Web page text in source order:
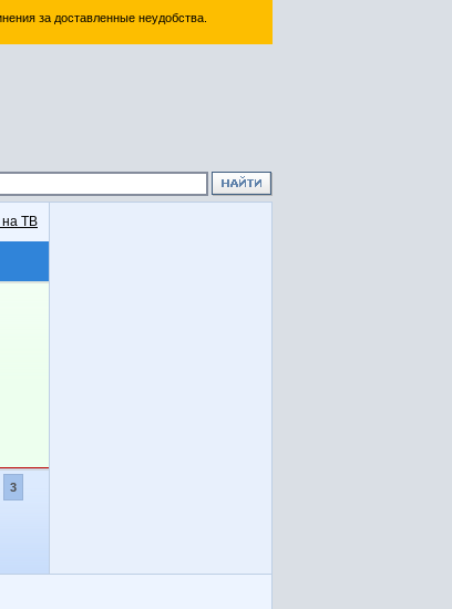
за доставленные неудобства.
ТВ
3